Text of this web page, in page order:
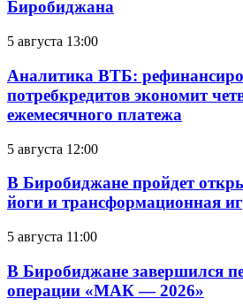
Биробиджана
5 августа 13:00
Аналитика ВТБ:
потребкредитов экономит
ежемесячного платежа
5 августа 12:00
В Биробиджане пройдет
йоги и трансформационная
5 августа 11:00
В Биробиджане завершился
операции «МАК — 2026»